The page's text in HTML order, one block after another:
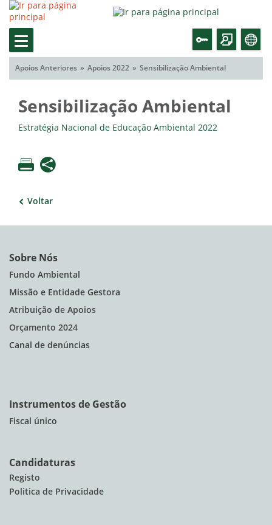
Apoios Anteriores Apoios 2022 Sensibilização Ambiental
Sensibilização Ambiental
Estratégia Nacional de Educação Ambiental 2022
Voltar
Sobre Nós
Fundo Ambiental
Missão e Entidade Gestora
Atribuição de Apoios
Orçamento 2024
Canal de denúncias
Instrumentos de Gestão
Fiscal único
Candidaturas
Registo
Politica de Privacidade